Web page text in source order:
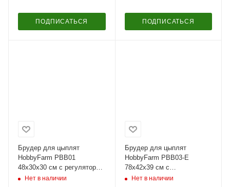
ПОДПИСАТЬСЯ ПОДПИСАТЬСЯ
Брудер для цыплят
HobbyFarm PBB01
48х30х30 см с регулятором
температуры
Нет в наличии
Брудер для цыплят
HobbyFarm PBB03-E
78х42х39 см с
терморегулятором
Нет в наличии